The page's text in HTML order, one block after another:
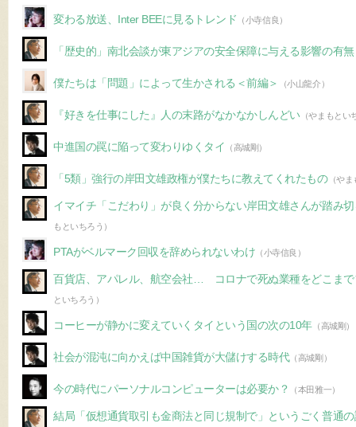
変わる放送、Inter BEEに見るトレンド （小寺信良）
「歴史的」南北会談が東アジアの安全保障に与える影響の有無
僕たちは「問題」によって生かされる＜前編＞ （小山龍介）
『好きを仕事にした』人の末路がなかなかしんどい （やまもとい
中進国の罠に陥って変わりゆくタイ （高城剛）
「5類」強行の岸田文雄政権が僕たちに教えてくれたもの（やま
イマイチ「こだわり」が良く分からない岸田文雄さんが踏み
もといちろう）
PTAがベルマーク回収を辞められないわけ （小寺信良）
百貨店、アパレル、航空会社… コロナで死ぬ業種をどこまで
といちろう）
コーヒーが静かに変えていくタイという国の次の10年 （高城剛）
社会が混沌に向かえば中国雑貨が大儲けする時代（高城剛）
今の時代にパーソナルコンピューターは必要か？ （本田雅一）
結局「仮想通貨取引も金商法と同じ規制で」というごく普通